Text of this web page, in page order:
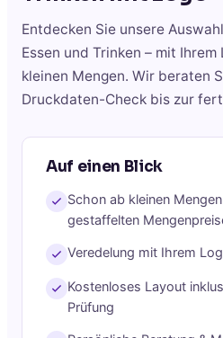
Entdecken Sie unsere
Essen und Trinken – mit Ihrem
kleinen Mengen. Wir beraten
Druckdaten-Check bis zur
Auf einen Blick
Schon ab kleinen
gestaffelten
Veredelung mit Ihrem
Kostenloses Layout
Prüfung